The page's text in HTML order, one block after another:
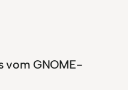
vom GNOME-